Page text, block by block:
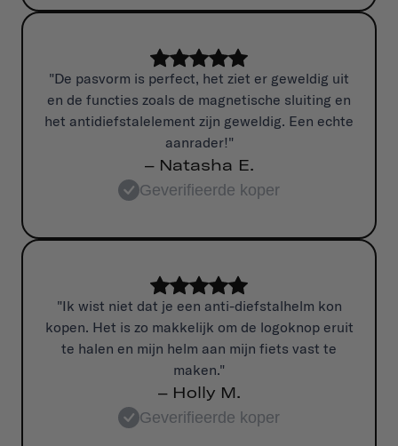
"De pasvorm is perfect, het ziet er geweldig uit
en de functies zoals de magnetische sluiting en
het antidiefstalelement zijn geweldig. Een echte
aanrader!"
– Natasha E.
Geverifieerde koper
"Ik wist niet dat je een anti-diefstalhelm kon
kopen. Het is zo makkelijk om de logoknop eruit
te halen en mijn helm aan mijn fiets vast te
maken."
– Holly M.
Geverifieerde koper